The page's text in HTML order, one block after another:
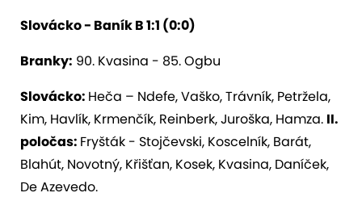
Slovácko - Baník B 1:1 (0:0)
Branky: 90. Kvasina - 85. Ogbu
Slovácko: Heča – Ndefe, Vaško, Trávník, Petržela,
Kim, Havlík, Krmenčík, Reinberk, Juroška, Hamza. II.
poločas: Fryšták - Stojčevski, Koscelník, Barát,
Blahút, Novotný, Křišťan, Kosek, Kvasina, Daníček,
De Azevedo.